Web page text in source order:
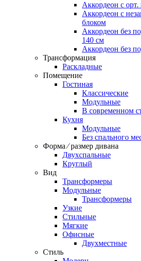
Аккордеон c орт.
Аккордеон c
блоком
Аккордеон без
140 см
Аккордеон без
Трансформация
Раскладные
Помещение
Гостиная
Классические
Модульные
В современном
Кухня
Модульные
Без спального
Форма ⁄ размер дивана
Двухспальные
Круглый
Вид
Трансформеры
Модульные
Трансформеры
Узкие
Стильные
Мягкие
Офисные
Двухместные
Стиль